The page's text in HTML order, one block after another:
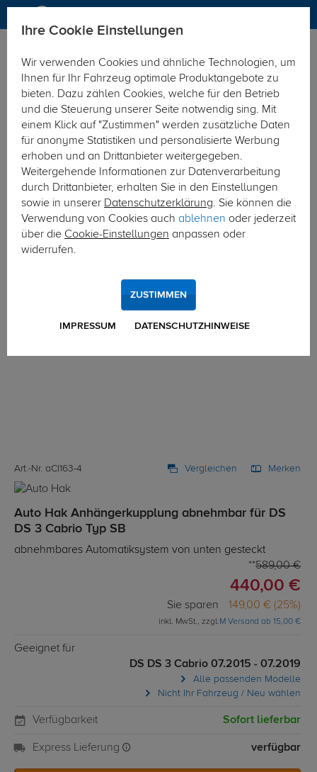
Hier geht's zur Fahrzeugübersicht: DS DS 3 Cabrio
Art.-Nr. aCI163-4 Vergleichen Merken
Auto Hak Anhängerkupplung abnehmbar für DS
DS 3 Cabrio Typ SB
abnehmbares Automatiksystem von unten gesteckt
589,00 €
440,00 €
Sie sparen 149,00 € (25%)
inkl. MwSt., zzgl.M Versand ab 15,00 €
Geeignet für
DS DS 3 Cabrio 07.2015 - 07.2019
Alle passenden Modelle
Nicht Ihr Fahrzeug / Neu wählen
Verfügbarkeit Sofort lieferbar
Express Lieferung verfügbar
Ihre Cookie Einstellungen
Wir verwenden Cookies und ähnliche Technologien, um
Ihnen für Ihr Fahrzeug optimale Produktangebote zu
bieten. Dazu zählen Cookies, welche für den Betrieb
und die Steuerung unserer Seite notwendig sing. Mit
einem Klick auf "Zustimmen" werden zusätzliche Daten
für anonyme Statistiken und personalisierte Werbung
erhoben und an Drittanbieter weitergegeben.
Weitergehende Informationen zur Datenverarbeitung
durch Drittanbieter, erhalten Sie in den Einstellungen
sowie in unserer Datenschutzerklärung. Sie können die
Verwendung von Cookies auch ablehnen oder jederzeit
über die Cookie-Einstellungen anpassen oder
widerrufen.
IMPRESSUM DATENSCHUTZHINWEISE
ZUSTIMMEN